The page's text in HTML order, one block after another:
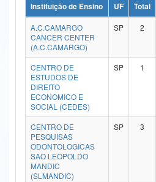
Ministério da Ciência, Tecnologia, Inovações e
Ministério do Meio Ambiente
Ministério do Turismo
Ministério do Desenvolvimento Regional
Controladoria-Geral da União
Ministério da Mulher, da Família e dos Direitos
Secretaria-Geral
Instituição de Ensino UF Total
A.C.CAMARGO
CANCER CENTER
(A.C.CAMARGO)
SP 2
CENTRO DE
ESTUDOS DE
DIREITO
ECONOMICO E
SOCIAL (CEDES)
SP 1
CENTRO DE
PESQUISAS
ODONTOLOGICAS
SAO LEOPOLDO
MANDIC
(SLMANDIC)
SP 3